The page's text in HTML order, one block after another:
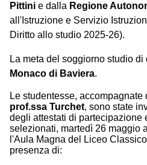
Pittini e dalla Regione
all'Istruzione e Servizio
Diritto allo studio 2025-26).
La meta del soggiorno studio di
Monaco di Baviera.
Le studentesse,
prof.ssa Turchet, sono state
degli attestati di partecipazione
selezionati, martedì 26 maggio
l'Aula Magna del Liceo
presenza di: